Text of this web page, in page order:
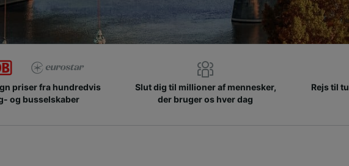
priser fra hundredvis
og busselskaber
Slut dig til millioner af mennesker,
der bruger os hver dag
Rejs til